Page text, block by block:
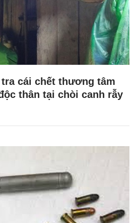
cái chết thương tâm
thân tại chòi canh rẫy